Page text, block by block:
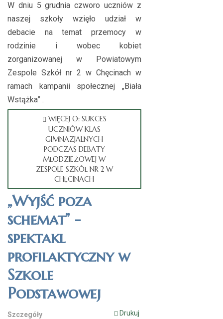
W dniu 5 grudnia czworo uczniów z
naszej szkoły wzięło udział w
debacie na temat przemocy w
rodzinie i wobec kobiet
zorganizowanej w Powiatowym
Zespole Szkół nr 2 w Chęcinach w
ramach kampanii społecznej „Biała
Wstążka” .
WIĘCEJ O: SUKCES
UCZNIÓW KLAS
GIMNAZJALNYCH
PODCZAS DEBATY
MŁODZIEŻOWEJ W
ZESPOLE SZKÓŁ NR 2 W
CHĘCINACH
„Wyjść poza
schemat” -
spektakl
profilaktyczny w
Szkole
Podstawowej
Drukuj
Szczegóły